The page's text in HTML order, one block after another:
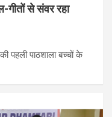
गीतों से संवर रहा
पहली पाठशाला बच्चों के